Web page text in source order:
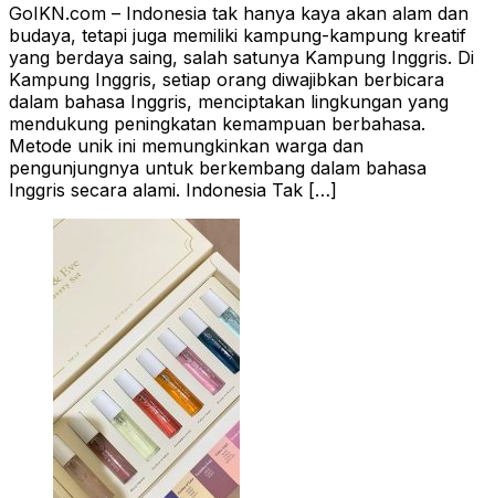
GoIKN.com – Indonesia tak hanya kaya akan alam dan
budaya, tetapi juga memiliki kampung-kampung kreatif
yang berdaya saing, salah satunya Kampung Inggris. Di
Kampung Inggris, setiap orang diwajibkan berbicara
dalam bahasa Inggris, menciptakan lingkungan yang
mendukung peningkatan kemampuan berbahasa.
Metode unik ini memungkinkan warga dan
pengunjungnya untuk berkembang dalam bahasa
Inggris secara alami. Indonesia Tak […]